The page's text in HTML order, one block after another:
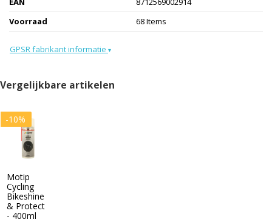
Voorraad
68 Items
GPSR fabrikant informatie ▾
Vergelijkbare artikelen
-10%
Motip
Cycling
Bikeshine
& Protect
- 400ml